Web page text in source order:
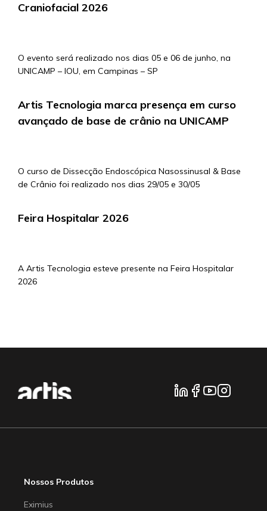
Craniofacial 2026
O evento será realizado nos dias 05 e 06 de junho, na
UNICAMP – IOU, em Campinas – SP
Artis Tecnologia marca presença em curso
avançado de base de crânio na UNICAMP
O curso de Dissecção Endoscópica Nasossinusal & Base
de Crânio foi realizado nos dias 29/05 e 30/05
Feira Hospitalar 2026
A Artis Tecnologia esteve presente na Feira Hospitalar
2026
Nossos Produtos
Eximius